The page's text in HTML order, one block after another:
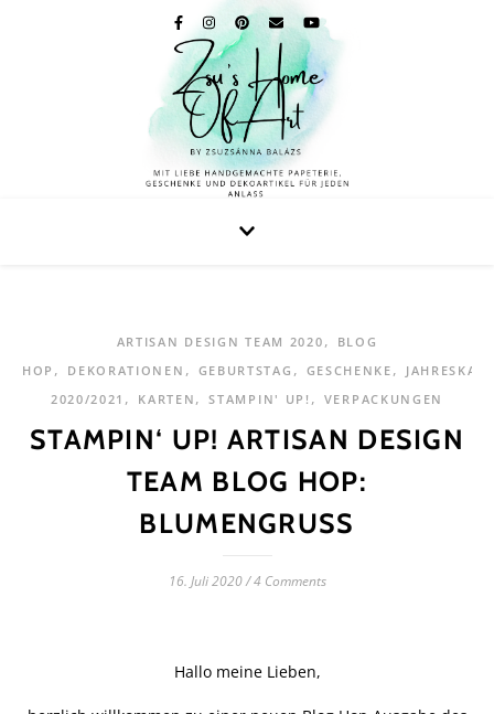
ARTISAN DESIGN TEAM 2020 ,
BLOG
HOP , DEKORATIONEN , GEBURTSTAG , GESCHENKE ,
2020/2021 , KARTEN ,STAMPIN' UP! , VERPACKUNGEN
STAMPIN‘ UP! ARTISAN DESIGN
TEAM BLOG HOP:
BLUMENGRUSS
16. Juli 2020/ 4 Comments
Hallo meine Lieben,